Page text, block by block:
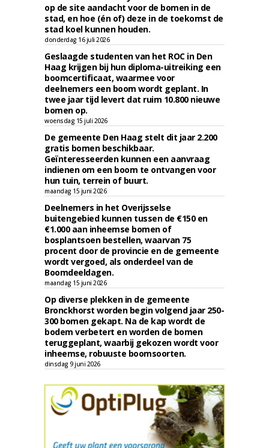
op de site aandacht voor de bomen in de
stad, en hoe (én of) deze in de toekomst de
stad koel kunnen houden.
donderdag 16 juli 2026
Geslaagde studenten van het ROC in Den
Haag krijgen bij hun diploma-uitreiking een
boomcertificaat, waarmee voor
deelnemers een boom wordt geplant. In
twee jaar tijd levert dat ruim 10.800 nieuwe
bomen op.
woensdag 15 juli 2026
De gemeente Den Haag stelt dit jaar 2.200
gratis bomen beschikbaar.
Geïnteresseerden kunnen een aanvraag
indienen om een boom te ontvangen voor
hun tuin, terrein of buurt.
maandag 15 juni 2026
Deelnemers in het Overijsselse
buitengebied kunnen tussen de €150 en
€1.000 aan inheemse bomen of
bosplantsoen bestellen, waarvan 75
procent door de provincie en de gemeente
wordt vergoed, als onderdeel van de
Boomdeeldagen.
maandag 15 juni 2026
Op diverse plekken in de gemeente
Bronckhorst worden begin volgend jaar 250-
300 bomen gekapt. Na de kap wordt de
bodem verbetert en worden de bomen
teruggeplant, waarbij gekozen wordt voor
inheemse, robuuste boomsoorten.
dinsdag 9 juni 2026